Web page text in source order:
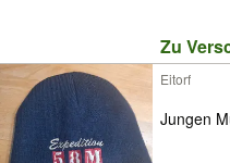
Zu
Eitorf
Jungen